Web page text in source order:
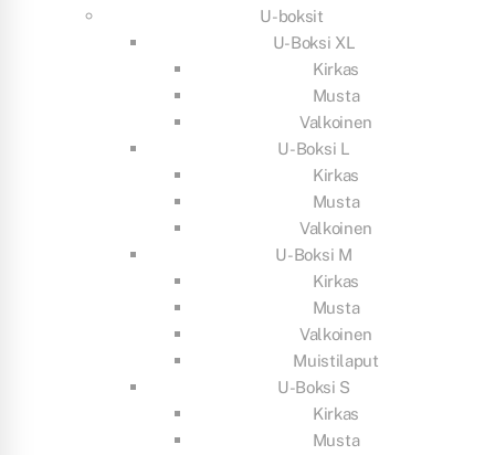
U-boksit
U-Boksi XL
Kirkas
Musta
Valkoinen
U-Boksi L
Kirkas
Musta
Valkoinen
U-Boksi M
Kirkas
Musta
Valkoinen
Muistilaput
U-Boksi S
Kirkas
Musta